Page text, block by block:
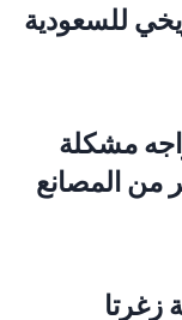
للسعودية
مشكلة
من المصانع
زغرتا